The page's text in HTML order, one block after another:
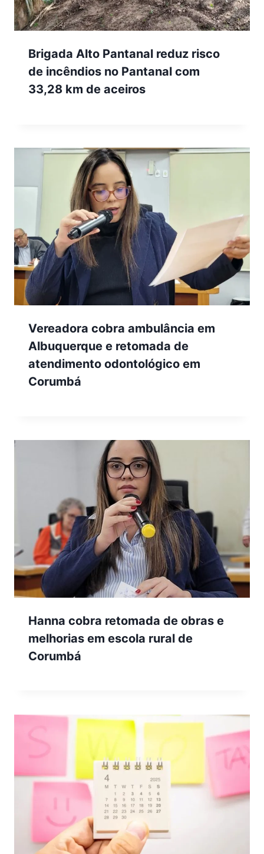
Brigada Alto Pantanal reduz risco
de incêndios no Pantanal com
33,28 km de aceiros
Vereadora cobra ambulância em
Albuquerque e retomada de
atendimento odontológico em
Corumbá
Hanna cobra retomada de obras e
melhorias em escola rural de
Corumbá